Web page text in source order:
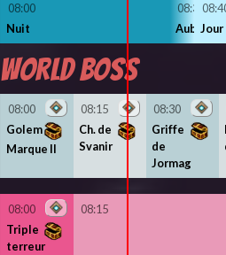
08:00
Nuit
08:35
AubeJour
World boss
08:00
Golem
Marque II
08:15
Ch. de
Svanir
08:30
Griffe
de
Jormag
08:00
Triple
terreur
08:15